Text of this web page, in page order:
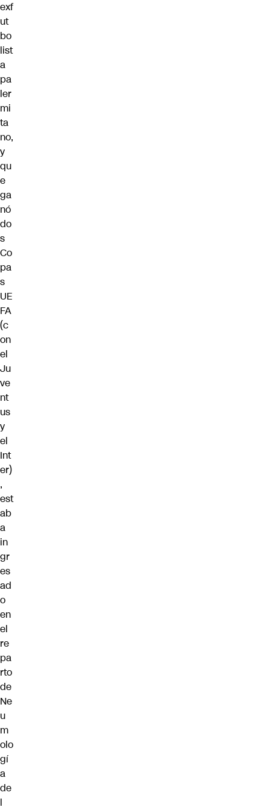
exf
ut
bo
list
a
pa
ler
mi
ta
no,
y
qu
e
ga
nó
do
s
Co
pa
s
UE
FA
(c
on
el
Ju
ve
nt
us
y
el
Int
er)
,
est
ab
a
in
gr
es
ad
o
en
el
re
pa
rto
de
Ne
u
m
olo
gí
a
de
l